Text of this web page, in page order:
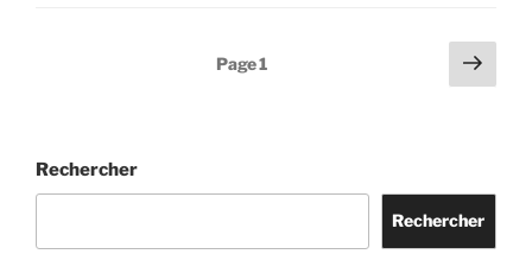
Page1
Page
Rechercher
Rechercher